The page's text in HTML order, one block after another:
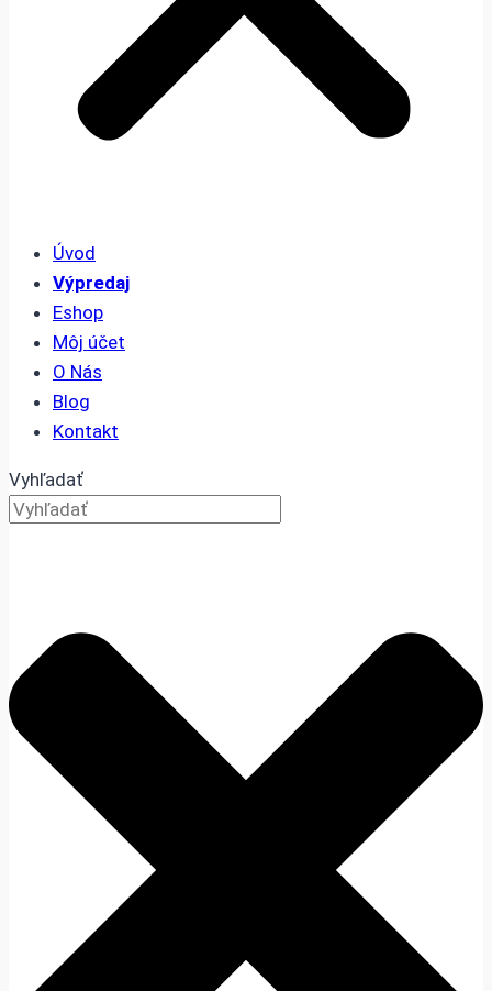
Úvod
Výpredaj
Eshop
Môj účet
O Nás
Blog
Kontakt
Vyhľadať